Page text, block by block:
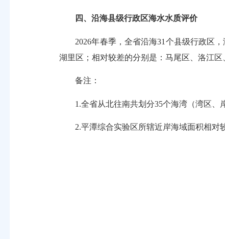
四、沿海县级行政区海水水质评价
2026年春季，全省沿海31个县级行政区
湖里区；相对较差的分别是：马尾区、洛江
备注：
1.全省从北往南共划分35个海湾（湾区、
2.平潭综合实验区所辖近岸海域面积相对